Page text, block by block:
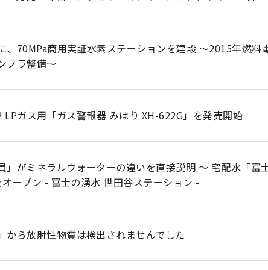
、70MPa商用実証水素ステーションを建設 ～2015年燃料
フラ整備～
ガス用「ガス警報器 みはり XH-622G」を発売開始
」がミネラルウォーターの違いを直接説明 ～ 宅配水「富
ープン - 富士の湧水 世田谷ステーション -
から放射性物質は検出されませんでした